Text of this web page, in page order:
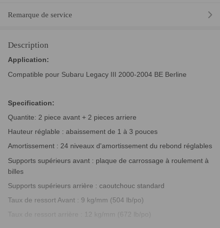
Remarque de service
Description
Application:
Compatible pour Subaru Legacy III 2000-2004 BE Berline
Specification:
Quantite: 2 piece avant + 2 pieces arriere
Hauteur réglable : abaissement de 1 à 3 pouces
Amortissement : 24 niveaux d'amortissement du rebond réglables
Supports supérieurs avant : plaque de carrossage à roulement à
billes
Supports supérieurs arrière : caoutchouc standard
Taux de ressort Avant : 9 kg/mm (504 lb/po)
Taux de ressort arrière : 12 kg/mm (672 lb/po)